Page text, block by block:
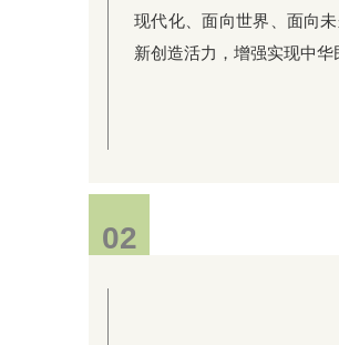
现代化、面向世界、面向
新创造活力，增强实现中华
02